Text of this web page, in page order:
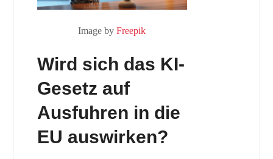
Image byFreepik
Wird sich das KI-
Gesetz auf
Ausfuhren in die
EU auswirken?